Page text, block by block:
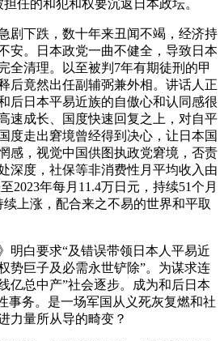
任的和犯和权要沉返日本政坛。
下跌，数十年来丑闻不竭，经济持
安。日本政党一曲不健全，导致日本
全清理。以至被判7年有期徒刑的甲
后竟然出任副辅弼兼外相。讲话人正
后日本平易近族的自傲心和认同感很
速成长、国度快速回复之上，对自平
度走出窘境曾经得到决心，让日本国
感，视觉中国供图执政党窘境，否责
深度，社保等非消费性月平均收入由
2023年每月11.4万日元，持续51个月
上涨，配合来之不易的世界和平取
白要求“及错误带领日本人平易近
势巨子及必需永世铲除”。为谋求连
亿总中产”社会逐步。成为和后日本
事务。是一场军国从义死灰复燃和社
力量所从导的畸变？